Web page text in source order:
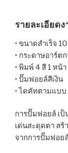
รายละเอียดง
• ขนาดสำเร็จ
• กระดาษอาร์ต
• พิมพ์ 4 สี 1 หน้า
• ปั๊มฟอยล์สีเงิน
• ไดคัทตามแบบ
การปั๊มฟอยล์ เ
เด่นสะดุดตา สร้
จากการปั๊มฟอย